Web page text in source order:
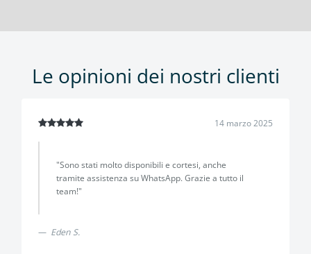
Le opinioni dei nostri clienti
14 marzo 2025
"Sono stati molto disponibili e cortesi, anche
tramite assistenza su WhatsApp. Grazie a tutto il
team!"
Eden S.